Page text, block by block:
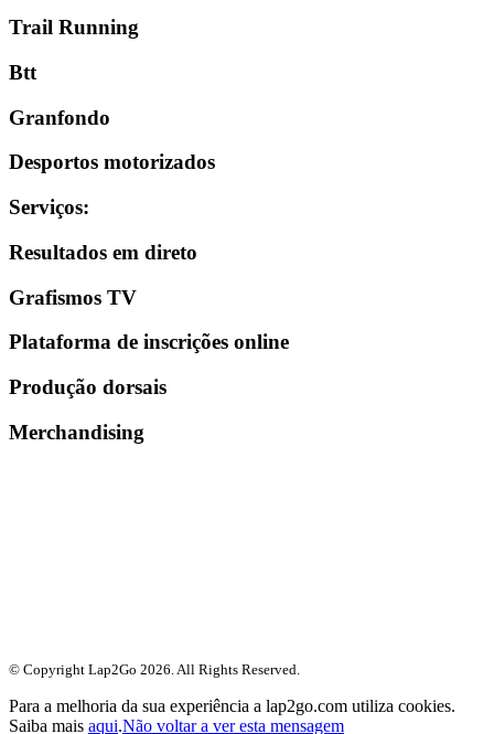
Trail Running
Btt
Granfondo
Desportos motorizados
Serviços:
Resultados em direto
Grafismos TV
Plataforma de inscrições online
Produção dorsais
Merchandising
© Copyright Lap2Go 2026. All Rights Reserved.
Para a melhoria da sua experiência a lap2go.com utiliza cookies.
Saiba mais aqui.Não voltar a ver esta mensagem